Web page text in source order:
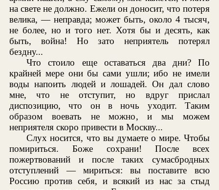
на свете не должно. Ежели он доносит, что потеря
велика, — неправда; может быть, около 4 тысяч,
не более, но и того нет. Хотя бы и десять, как
быть, война! Но зато неприятель потерял
бездну...
Что стоило еще оставаться два дни? По
крайней мере они бы сами ушли; ибо не имели
воды напоить людей и лошадей. Он дал слово
мне, что не отступит, но вдруг прислал
диспозицию, что он в ночь уходит. Таким
образом воевать не можно, и мы можем
неприятеля скоро привести в Москву...
Слух носится, что вы думаете о мире. Чтобы
помириться. Боже сохрани! После всех
пожертвований и после таких сумасбродных
отступлений — мириться: вы поставите всю
Россию против себя, и всякий из нас за стыд